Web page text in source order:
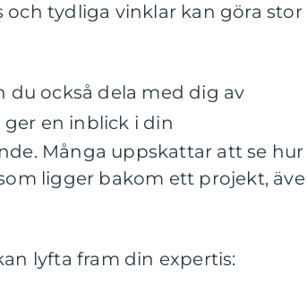
och tydliga vinklar kan göra stor
du också dela med dig av
ger en inblick i din
Många uppskattar att se hur
ligger bakom ett projekt,
lyfta fram din expertis: